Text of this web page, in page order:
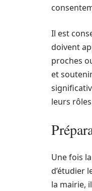
Il est
doivent
proches
et
leurs
Une fois
d’étudier
la mairie,